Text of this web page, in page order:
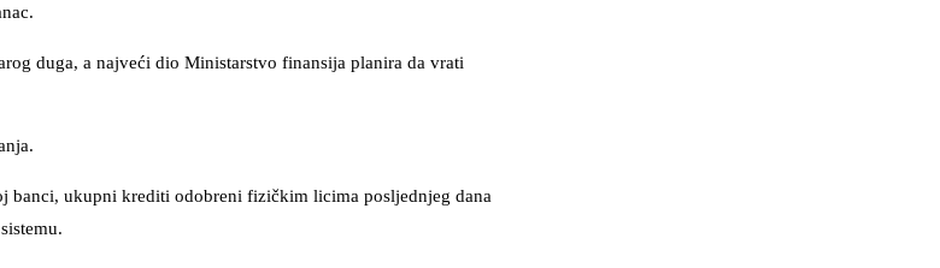
duga, a najveći dio Ministarstvo finansija planira da vrati
banci, ukupni krediti odobreni fizičkim licima posljednjeg dana